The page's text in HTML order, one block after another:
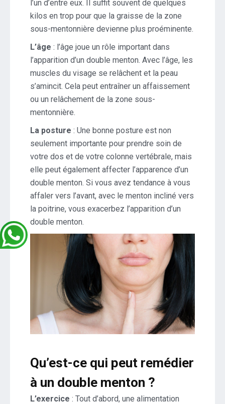
l’un d’entre eux. Il suffit souvent de quelques
kilos en trop pour que la graisse de la zone
sous-mentonnière devienne plus proéminente.
L’âge : l’âge joue un rôle important dans
l’apparition d’un double menton. Avec l’âge, les
muscles du visage se relâchent et la peau
s’amincit. Cela peut entraîner un affaissement
ou un relâchement de la zone sous-
mentonnière.
La posture : Une bonne posture est non
seulement importante pour prendre soin de
votre dos et de votre colonne vertébrale, mais
elle peut également affecter l’apparence d’un
double menton. Si vous avez tendance à vous
affaler vers l’avant, avec le menton incliné vers
la poitrine, vous exacerbez l’apparition d’un
double menton.
Qu’est-ce qui peut remédier
à un double menton ?
L’exercice : Tout d’abord, une alimentation